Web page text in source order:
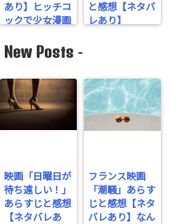
あり】ヒッチコ
ックで少女漫画
と感想【ネタバ
レあり】
New Posts -
映画「日曜日が
待ち遠しい！」
あらすじと感想
【ネタバレあ
フランス映画
「潮騒」あらす
じと感想【ネタ
バレあり】なん